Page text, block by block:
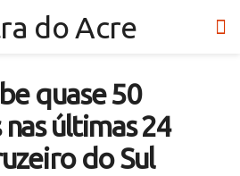
quase 50
últimas 24
do Sul